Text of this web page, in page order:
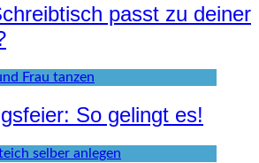
passt zu deiner
So gelingt es!